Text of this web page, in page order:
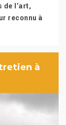
de l’art,
reconnu à
à